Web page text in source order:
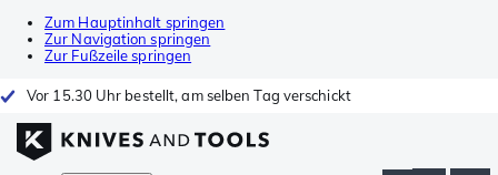
Zum Hauptinhalt springen
Zur Navigation springen
Zur Fußzeile springen
Vor 15.30 Uhr bestellt, am selben Tag verschickt